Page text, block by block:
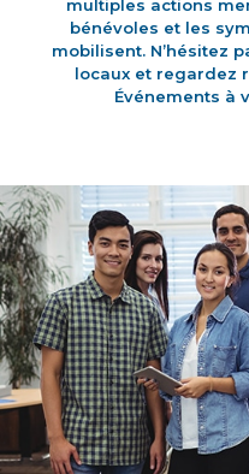
multiples actions
bénévoles et les
mobilisent. N’hésitez
locaux et regardez
Événements à